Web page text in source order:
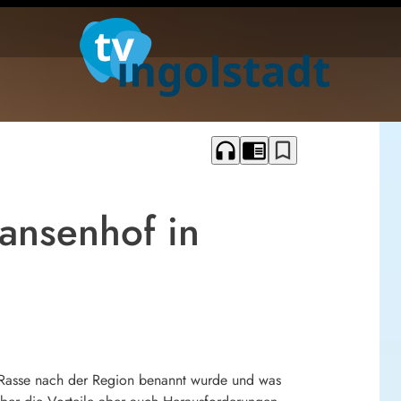
headphones chrome_reader_mode bookmark_border
in
nach der Region benannt wurde und was